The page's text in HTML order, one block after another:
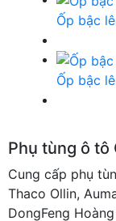
Ốp bậc
Ốp bậc
Phụ tùng ô tô
Cung cấp phụ
Thaco Ollin,
DongFeng